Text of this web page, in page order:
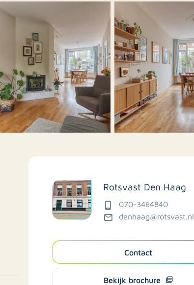
Rotsvast Den Haag
070-3464840
denhaag@rotsvast.nl
Contact
Bekijk brochure